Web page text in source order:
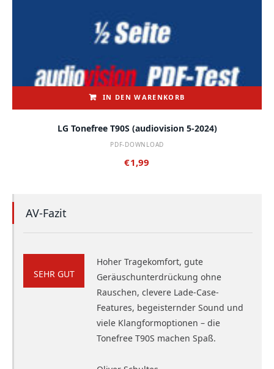
IN DEN WARENKORB
LG Tonefree T90S (audiovision 5-2024)
PDF-DOWNLOAD
€1,99
AV-Fazit
SEHR GUT
Hoher Tragekomfort, gute
Geräuschunterdrückung ohne
Rauschen, clevere Lade-Case-
Features, begeisternder Sound und
viele Klangformoptionen – die
Tonefree T90S machen Spaß.